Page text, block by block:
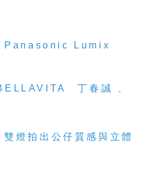
Panasonic Lumix
丁春誠 、
燈拍出公仔質感與立體